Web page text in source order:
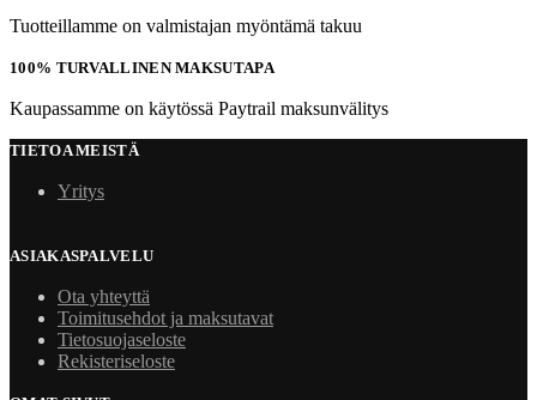
Tuotteillamme on valmistajan myöntämä takuu
100% TURVALLINEN MAKSUTAPA
Kaupassamme on käytössä Paytrail maksunvälitys
TIETOA MEISTÄ
Yritys
ASIAKASPALVELU
Ota yhteyttä
Toimitusehdot ja maksutavat
Tietosuojaseloste
Rekisteriseloste